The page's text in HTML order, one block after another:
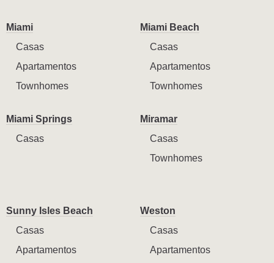
Miami
Casas
Apartamentos
Townhomes
Miami Beach
Casas
Apartamentos
Townhomes
Miami Springs
Casas
Miramar
Casas
Townhomes
Sunny Isles Beach
Casas
Apartamentos
Weston
Casas
Apartamentos